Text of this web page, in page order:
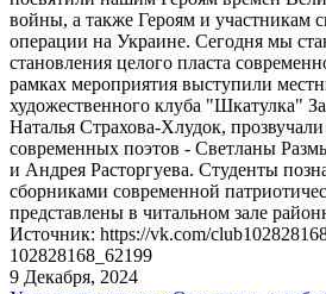
войны, а также Героям и участникам
операции на Украине. Сегодня мы
становления целого пласта
рамках мероприятия выступили
художественного клуба "Шкатулка"
Наталья Страхова-Хлудок,
современных поэтов - Светланы
и Андрея Расторгуева. Cтуденты
сборниками современной
представлены в читальном зале
Источник: https://vk.com/
102828168_62199
9 Декабря, 2024